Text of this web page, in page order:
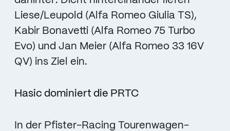
Liese/Leupold (Alfa Romeo Giulia TS),
Kabir Bonavetti (Alfa Romeo 75 Turbo
Evo) und Jan Meier (Alfa Romeo 33 16V
QV) ins Ziel ein.
Hasic dominiert die PRTC
In der Pfister-Racing Tourenwagen-